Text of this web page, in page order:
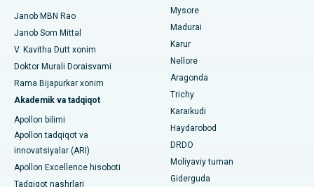
Psixologni toping
Umumiy jarrohni toping
Aragonda, Andhra Pradeshdagi eng yaxshi shifoxona
Bannerghatta yo'lidagi eng yaxshi kasalxona, Bangalor
Bhubaneswardagi 15-bo'limdagi eng yaxshi kasalxona
Bilaspurdagi Seepat yo'lidagi eng yaxshi kasalxona
Ahmedabaddagi Ellisbridge shahridagi eng yaxshi shifoxona
Nyu-Dehlidagi eng yaxshi shifoxona
DRDO, Haydaroboddagi eng yaxshi shifoxona
Bachadon arteriyasi embolizatsiyasi
Tuxumdon sistektomiyasi
Ko'krak bezi saratoni operatsiyasi
Brakiterapiya
kolonoskopiya
Polipektomiya
Janob MBN Rao
Janob Som Mittal
V. Kavitha Dutt xonim
Doktor Murali Doraisvami
Rama Bijapurkar xonim
Akademik va tadqiqot
Apollon bilimi
Apollon tadqiqot va
innovatsiyalar (ARI)
Apollon Excellence hisoboti
Tadqiqot nashrlari
Mysore
Madurai
Karur
Nellore
Aragonda
Trichy
Karaikudi
Haydarobod
DRDO
Moliyaviy tuman
Giderguda